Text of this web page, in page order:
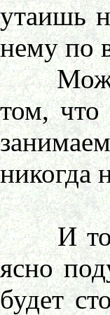
утаишь
нему по
Может
том, что
никогда
И
ясно
будет